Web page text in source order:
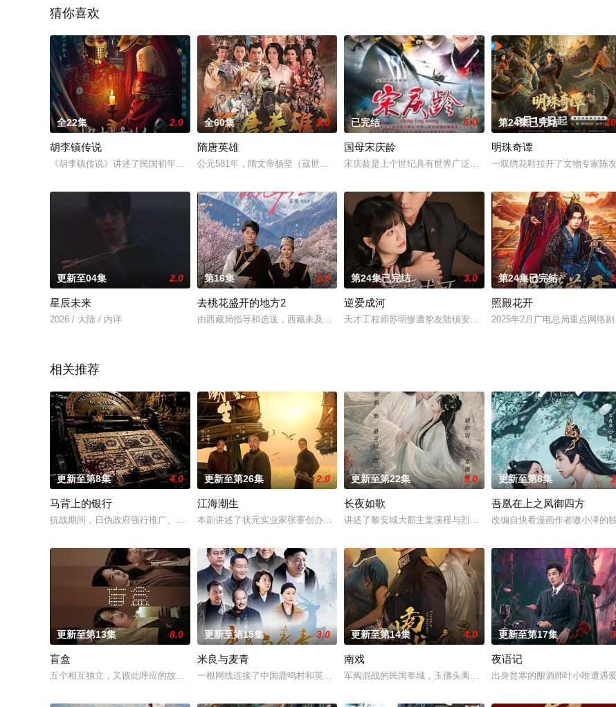
猜你喜欢
全22集 2.0
胡李镇传说
《胡李镇传说》讲述了民国初年，由“胡”“李”两大姓氏组成的小镇里，百年前的血狐狸再度出现，而随
全60集 3.0
隋唐英雄
公元581年，隋文帝杨坚（寇世勋 饰）接受北周禅让，建立大隋王朝，随后厉兵秣马，吞并了耽迷歌舞
已完结 5.0
国母宋庆龄
宋庆龄是上个世纪具有世界广泛影响的重要历史人物，她为中国的民
第24集已完结
明珠奇谭
一双绣花鞋拉开了文物专家陈
更新至04集 2.0
星辰未来
2026 / 大陆 / 内详
第16集 1.0
去桃花盛开的地方2
由西藏局指导和选送，西藏未及文化传媒有限公司、杭州漫季摩格影业有限公司、林芝海岬文化旅游管理
第24集已完结 3.0
逆爱成河
天才工程师苏明惨遭挚友陆镇安算计，专利被篡改，资金遭掏空，
第24集已完结
照殿花开
2025年2月广电总局重点网络剧
相关推荐
更新至第8集 4.0
马背上的银行
抗战期间，日伪政府强行推广、使用由“中国准备银行”发行的伪钞货币。根据党中央指示，高景波、徐邵
更新至第26集 2.0
江海潮生
本剧讲述了状元实业家张謇创办大生企业，实业报国的故事。甲午战争后，国家蒙羞，张謇虽高中状元，却
更新至第22集 9.0
长夜如歌
讲述了黎安城大郡主棠溪槿与烈云峥之间曲折动人的情感，以及他们
更新至第8集
吾凰在上之凤御四方
改编自快看漫画作者嗷小泽的
更新至第13集 8.0
盲盒
五个相互独立，又彼此呼应的故事——用一场精心策划的“夏令营”完成复仇的受害者；临终前与遗憾和解
更新至第15集 3.0
米良与麦青
一根网线连接了中国鹿鸣村和英国牛津，麦香通过视频向米良宣告：婚不结了。鹿鸣村开了锅，村民大骂
更新至第14集 4.0
南戏
军阀混战的民国奉城，玉佛头离奇失窃，戏班主横尸戏台，将冷血少
更新至第17集
夜语记
出身贫寒的酿酒师叶小唯遭遇